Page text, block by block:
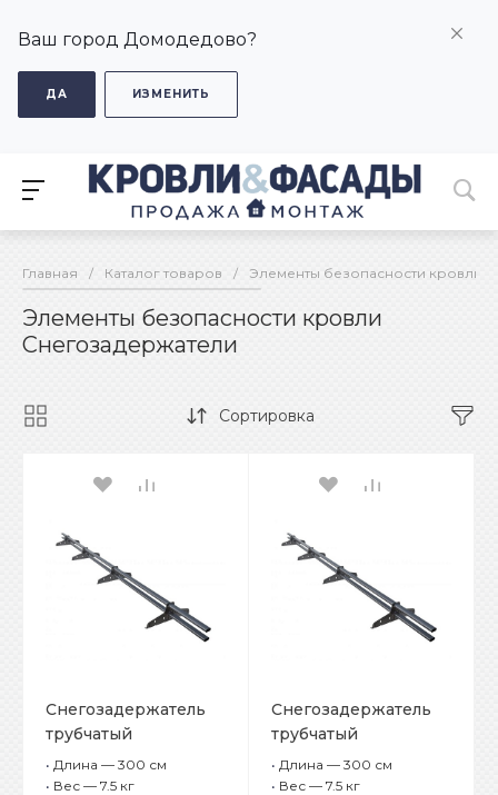
Ваш город Домодедово?
ДА ИЗМЕНИТЬ
Главная / Каталог товаров / Элементы безопасности кровли
Элементы безопасности кровли
Снегозадержатели
Сортировка
Снегозадержатель
трубчатый
плоскоовальный
Русский рубеж
• Длина — 300 см
• Вес — 7.5 кг
Снегозадержатель
трубчатый
плоскоовальный
Русский рубеж
• Длина — 300 см
• Вес — 7.5 кг